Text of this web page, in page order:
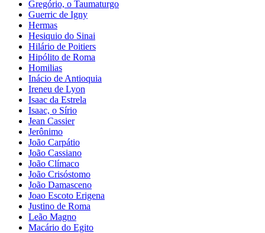
Gregório, o Taumaturgo
Guerric de Igny
Hermas
Hesiquio do Sinai
Hilário de Poitiers
Hipólito de Roma
Homilias
Inácio de Antioquia
Ireneu de Lyon
Isaac da Estrela
Isaac, o Sírio
Jean Cassier
Jerônimo
João Carpátio
João Cassiano
João Clímaco
João Crisóstomo
João Damasceno
Joao Escoto Erigena
Justino de Roma
Leão Magno
Macário do Egito